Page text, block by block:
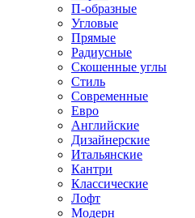
П-образные
Угловые
Прямые
Радиусные
Скошенные углы
Стиль
Современные
Евро
Английские
Дизайнерские
Итальянские
Кантри
Классические
Лофт
Модерн